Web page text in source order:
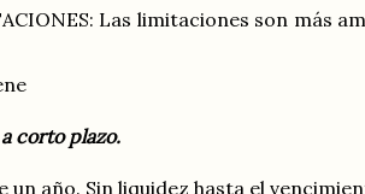
Las limitaciones son más
corto plazo.
un año. Sin liquidez hasta el